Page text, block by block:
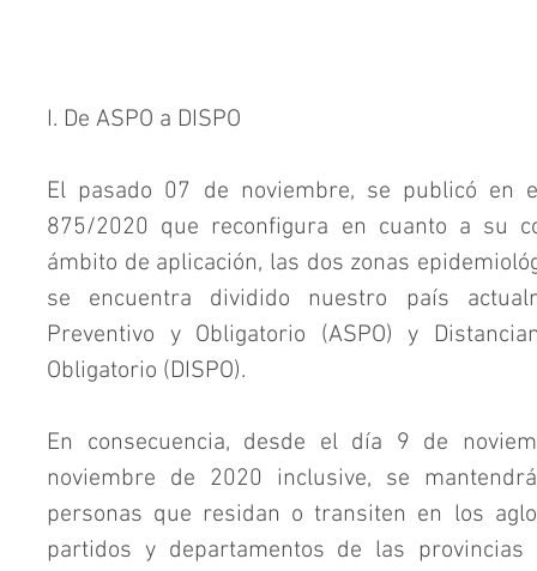
I. De ASPO a DISPO
El pasado 07 de noviembre, se publicó en
875/2020 que reconfigura en cuanto a su
ámbito de aplicación, las dos zonas
se encuentra dividido nuestro país
Preventivo y Obligatorio (ASPO) y
Obligatorio (DISPO).
En consecuencia, desde el día 9 de
noviembre de 2020 inclusive, se
personas que residan o transiten en los
partidos y departamentos de las